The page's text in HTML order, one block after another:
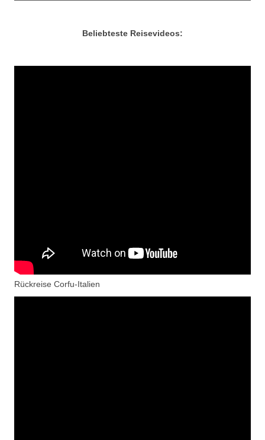
Beliebteste Reisevideos:
Rückreise Corfu-Italien